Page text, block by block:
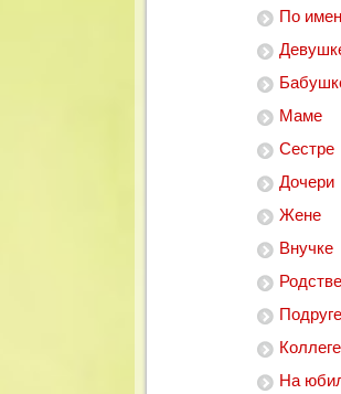
По
Маме
Сестре
Дочери
Жене
Внучке
Подруге
Коллеге
На